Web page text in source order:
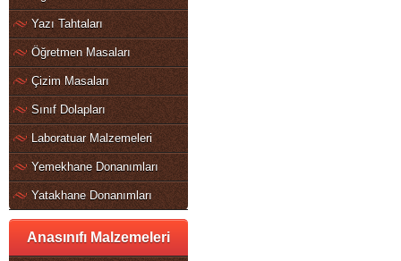
Yazı Tahtaları
Öğretmen Masaları
Çizim Masaları
Sınıf Dolapları
Laboratuar Malzemeleri
Yemekhane Donanımları
Yatakhane Donanımları
Anasınıfı Malzemeleri